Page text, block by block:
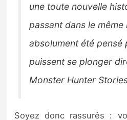
une toute nouvelle
passant dans le même
absolument été pensé
puissent se plonger
Monster Hunter
Soyez donc rassurés :